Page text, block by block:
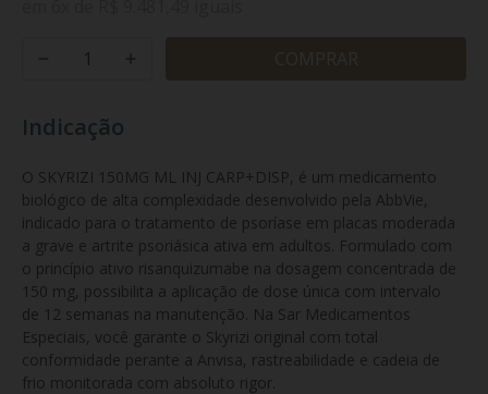
Indicação
O SKYRIZI 150MG ML INJ CARP+DISP, é um medicamento
biológico de alta complexidade desenvolvido pela AbbVie,
indicado para o tratamento de psoríase em placas moderada
a grave e artrite psoriásica ativa em adultos. Formulado com
o princípio ativo risanquizumabe na dosagem concentrada de
150 mg, possibilita a aplicação de dose única com intervalo
de 12 semanas na manutenção. Na Sar Medicamentos
Especiais, você garante o Skyrizi original com total
conformidade perante a Anvisa, rastreabilidade e cadeia de
frio monitorada com absoluto rigor.